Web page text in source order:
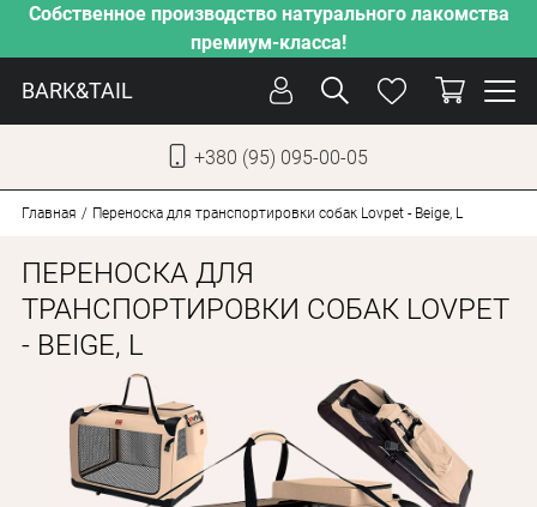
Собственное производство натурального лакомства
премиум-класса!
BARK&TAIL
+380 (95) 095-00-05
СОБАКИ
КОТЫ
НАШЕ ПРОИЗВОДСТВО
НОВИНКИ
АКЦИИ
Главная Переноска для транспортировки собак Lovpet - Beige, L
ПЕРЕНОСКА ДЛЯ
ТРАНСПОРТИРОВКИ СОБАК LOVPET
- BEIGE, L